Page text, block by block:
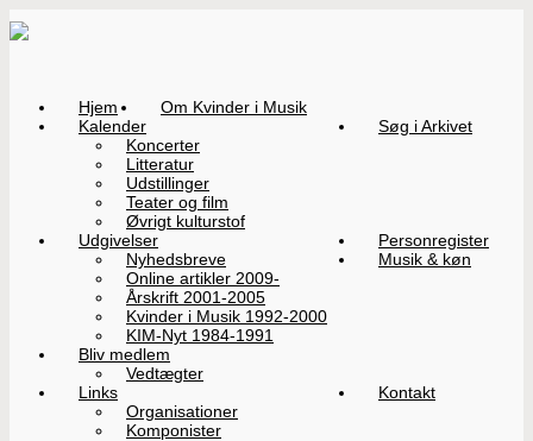
Hjem
Om Kvinder i Musik
Kalender
Koncerter
Litteratur
Udstillinger
Teater og film
Øvrigt kulturstof
Søg i Arkivet
Udgivelser
Nyhedsbreve
Online artikler 2009-
Årskrift 2001-2005
Kvinder i Musik 1992-2000
KIM-Nyt 1984-1991
Personregister
Musik & køn
Bliv medlem
Vedtægter
Links
Organisationer
Komponister
Kontakt